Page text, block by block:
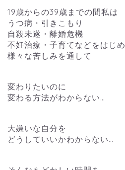
19歳からの39歳までの間私は
うつ病・引きこもり
自殺未遂・離婚危機
不妊治療・子育てなどをはじめ
様々な苦しみを通して
変わりたいのに
変わる方法がわからない…
大嫌いな自分を
どうしていいかわからない…